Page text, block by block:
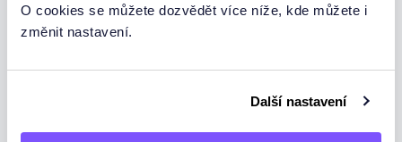
O cookies se můžete dozvědět více níže, kde můžete i
změnit nastavení.
Další nastavení
der Täter
beides
der Macher